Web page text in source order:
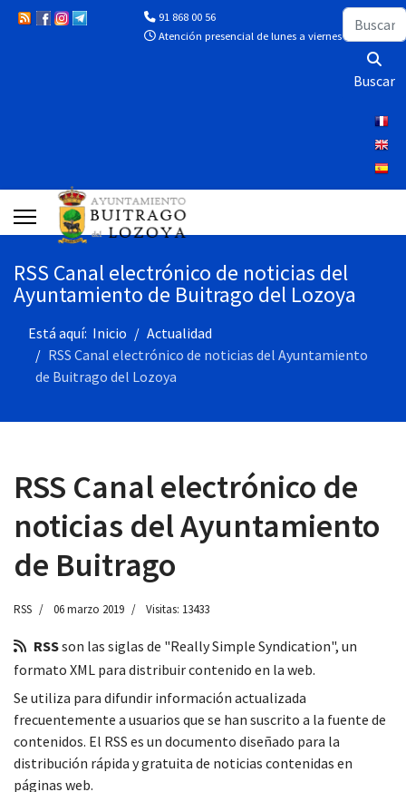
91 868 00 56
Atención presencial de lunes a viernes de 10:00 a
Buscar
Buscar
RSS Canal electrónico de noticias del
Ayuntamiento de Buitrago del Lozoya
Está aquí: Inicio
Actualidad
RSS Canal electrónico de noticias del Ayuntamiento
de Buitrago del Lozoya
RSS Canal electrónico de
noticias del Ayuntamiento
de Buitrago
RSS 06 marzo 2019 Visitas: 13433
RSSson las siglas de "Really Simple Syndication", un
formato XML para distribuir contenido en la web.
Se utiliza para difundir información actualizada
frecuentemente a usuarios que se han suscrito a la fuente de
contenidos. El RSS es un documento diseñado para la
distribución rápida y gratuita de noticias contenidas en
páginas web.